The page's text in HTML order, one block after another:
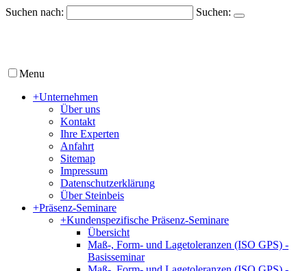
Suchen nach: Suchen:
Menu
+Unternehmen
Über uns
Kontakt
Ihre Experten
Anfahrt
Sitemap
Impressum
Datenschutzerklärung
Über Steinbeis
+Präsenz-Seminare
+Kundenspezifische Präsenz-Seminare
Übersicht
Maß-, Form- und Lagetoleranzen (ISO GPS) -
Basisseminar